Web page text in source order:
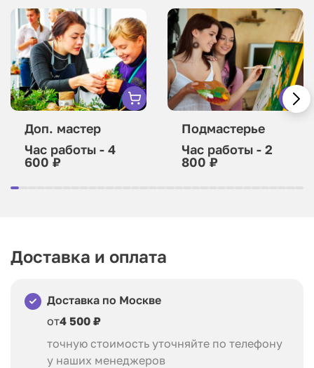
Доп. мастер
Час работы - 4
600 ₽
Подмастерье
Час работы - 2
800 ₽
Доставка и оплата
Доставка по Москве
от4 500 ₽
точную стоимость уточняйте по телефону
у наших менеджеров